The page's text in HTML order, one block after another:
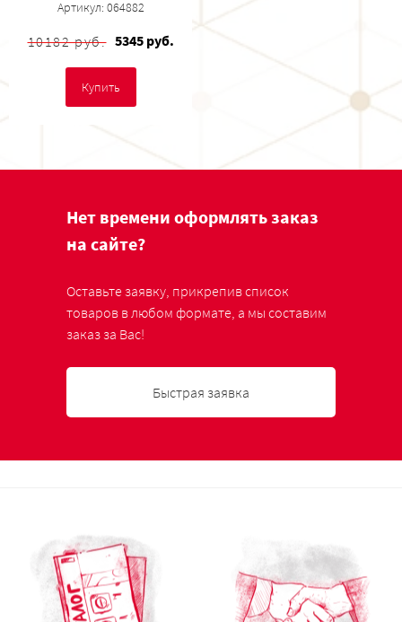
Артикул: 064882
10182 руб. 5345 руб.
Купить
Нет времени оформлять заказ
на сайте?
Оставьте заявку, прикрепив список
товаров в любом формате, а мы составим
заказ за Вас!
Быстрая заявка